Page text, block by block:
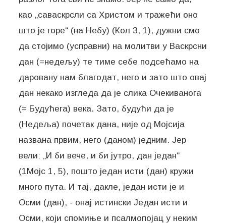
као „саваскрсли са Христом и тражећи оно
што је горе“ (на Небу) (Кол 3, 1), дужни смо
да стојимо (усправни) на молитви у Васкрсни
дан (=недељу) те тиме себе подсећамо на
даровану нам благодат, него и зато што овај
дан некако изгледа да је слика Очекиванога
(= Будућега) века. Зато, будући да је
(Недеља) почетак дана, није од Мојсија
названа првим, него (даном) једним. Јер
вели: „И би вече, и би јутро, дан један“
(1Мојс 1, 5), пошто један исти (дан) кружи
много пута. И тај, дакле, један исти је и
Осми (дан), - онај истински Један исти и
Осми, који спомиње и псалмопојац у неким